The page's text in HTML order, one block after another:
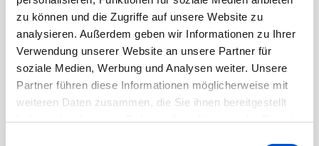
zu können und die Zugriffe auf unsere Website zu
analysieren. Außerdem geben wir Informationen zu Ihrer
Verwendung unserer Website an unsere Partner für
soziale Medien, Werbung und Analysen weiter. Unsere
Partner führen diese Informationen möglicherweise mit
weiteren Daten zusammen, die Sie ihnen bereitgestellt
haben oder die sie im Rahmen Ihrer Nutzung der Dienste
August 2020
Juli 2020
Juni 2020
Mai 2020
April 2020
März 2020